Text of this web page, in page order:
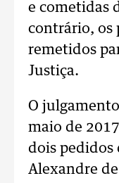
e cometidas
contrário, os
remetidos
Justiça.
O
maio de
dois pedidos
Alexandre